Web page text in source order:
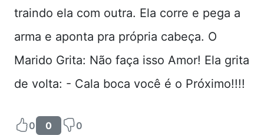
traindo ela com outra. Ela corre e pega a
arma e aponta pra própria cabeça. O
Marido Grita: Não faça isso Amor! Ela grita
de volta: - Cala boca você é o Próximo!!!!
0 0 0